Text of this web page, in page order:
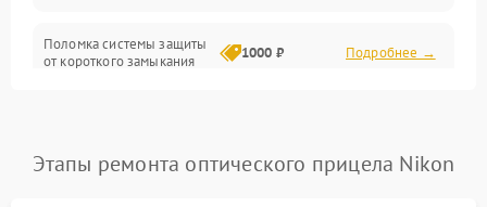
Корпус/Герметичность
Поломка системы защиты
от короткого замыкания
1000 ₽ Подробнее →
Этапы ремонта оптического прицела Nikon